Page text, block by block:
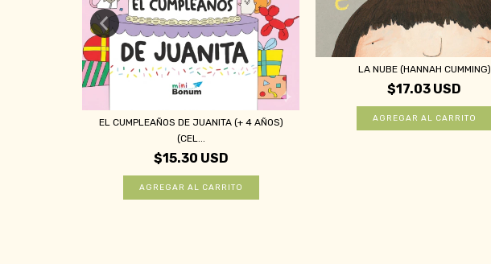
EL CUMPLEAÑOS DE JUANITA (+ 4 AÑOS)
(CEL...
$15.30 USD
LA NUBE (HANNAH CUMMING)
$17.03 USD